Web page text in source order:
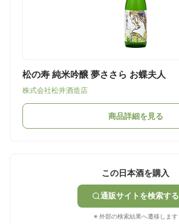
松の寿 純米吟醸 夢ささら お蝶夫人
株式会社松井酒造店
商品詳細を見る
この日本酒を購入
通販サイトを検索する
※ 外部の検索結果へ遷移します